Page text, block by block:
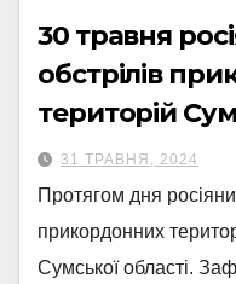
30 травня
обстрілів
територій
31 ТРАВНЯ, 2024
Протягом дня
прикордонних
Сумської області.